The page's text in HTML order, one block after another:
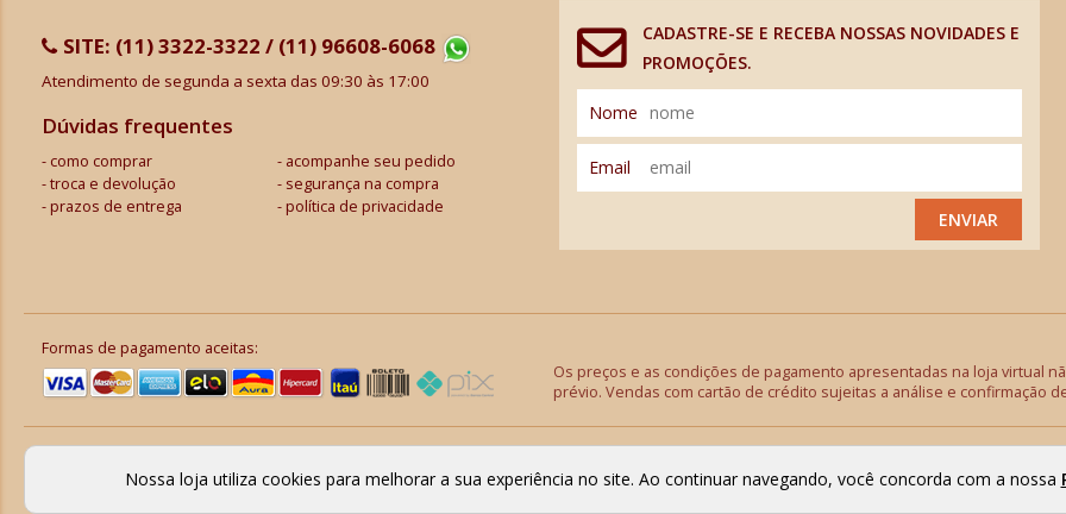
SITE: (11) 3322-3322 / (11) 96608-6068
Atendimento de segunda a sexta das 09:30 às 17:00
Dúvidas frequentes
como comprar
acompanhe seu pedido
troca e devolução
segurança na compra
prazos de entrega
política de privacidade
CADASTRE-SE E RECEBA NOSSAS NOVIDADES E
PROMOÇÕES.
Nome
Email
ENVIAR
Formas de pagamento aceitas:
Os preços e as condições de pagamento apresentadas na loja virtual
prévio. Vendas com cartão de crédito sujeitas a análise e confirmação
Nossa loja utiliza cookies para melhorar a sua experiência no site. Ao continuar navegando, você concorda com a nossa